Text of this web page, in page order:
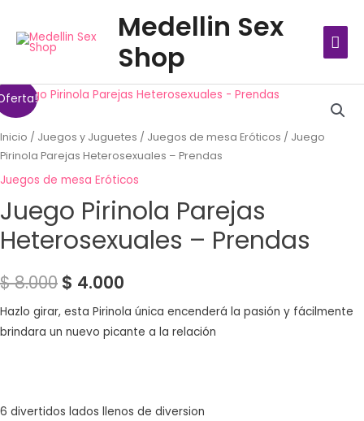
contenido
Medellin Sex
Shop
Inicio / Juegos y Juguetes / Juegos de mesa Eróticos / Juego
Pirinola Parejas Heterosexuales – Prendas
Juegos de mesa Eróticos
Juego Pirinola Parejas
Heterosexuales – Prendas
$8.000 $ 4.000
Hazlo girar, esta Pirinola única encenderá la pasión y fácilmente
brindara un nuevo picante a la relación
6 divertidos lados llenos de diversion